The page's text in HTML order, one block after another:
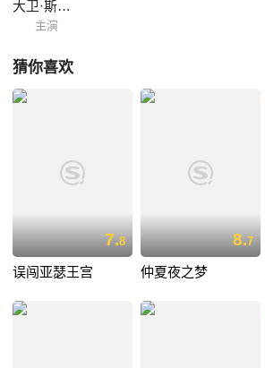
大卫·斯特雷泽恩
主演
猜你喜欢
7.8
误闯亚瑟王宫
8.7
仲夏夜之梦